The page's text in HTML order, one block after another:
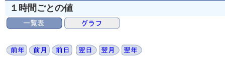
１時間ごとの値